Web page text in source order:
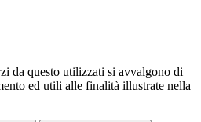
da questo utilizzati si avvalgono di
ed utili alle finalità illustrate nella